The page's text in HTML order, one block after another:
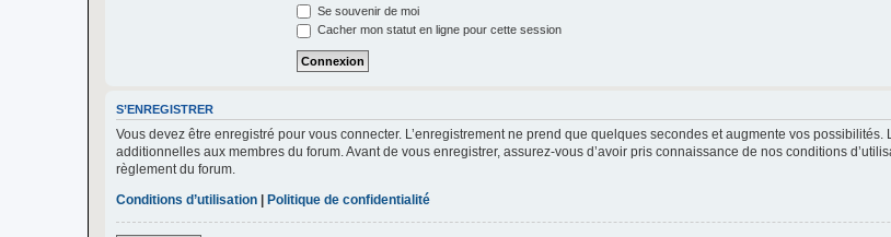
Se souvenir de moi
Cacher mon statut en ligne pour cette session
S’ENREGISTRER
Vous devez être enregistré pour vous connecter. L’enregistrement ne prend que quelques secondes et augmente vos
additionnelles aux membres du forum. Avant de vous enregistrer, assurez-vous d’avoir pris connaissance de nos conditions
règlement du forum.
Conditions d’utilisation
Politique de confidentialité